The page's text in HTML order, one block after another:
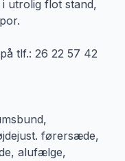
utrolig flot stand,
tlf.: 26 22 57 42
førersæde,
alufælge,